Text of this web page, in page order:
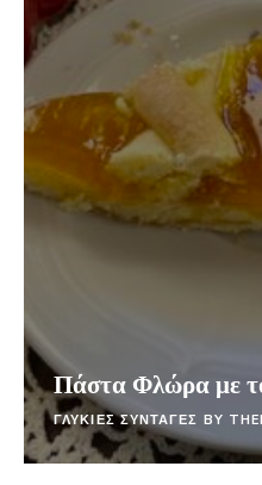
Πάστα Φλώρα με
ΓΛΥΚΙΕΣ ΣΥΝΤΑΓΕΣ BY